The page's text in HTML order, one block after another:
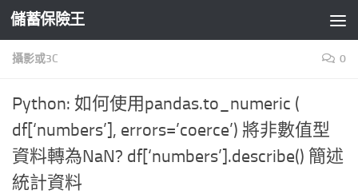
Skip to content
儲蓄保險王
攝影或3C 0
Python: 如何使用pandas.to_numeric (
df[‘numbers’], errors=’coerce’) 將非數值型
資料轉為NaN? df[‘numbers’].describe() 簡述
統計資料